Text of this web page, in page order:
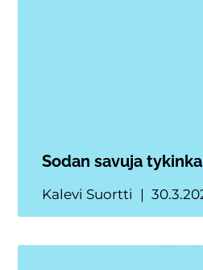
Sodan savuja
Kalevi Suortti